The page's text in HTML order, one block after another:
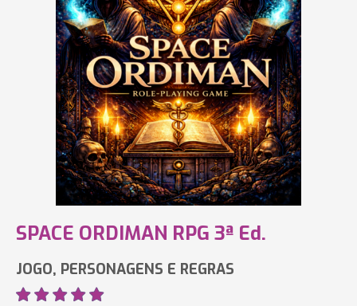
SPACE ORDIMAN RPG 3ª Ed.
JOGO, PERSONAGENS E REGRAS